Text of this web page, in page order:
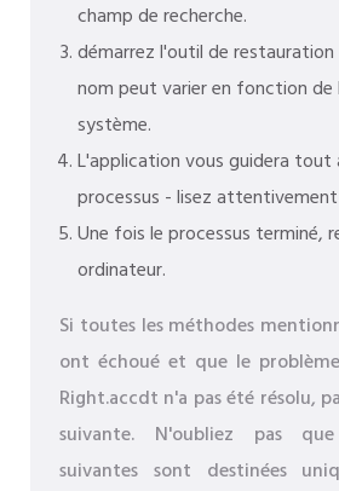
champ de recherche.
démarrez l'outil de restauration
nom peut varier en fonction de
système.
L'application vous guidera tout
processus - lisez attentivement
Une fois le processus terminé,
ordinateur.
Si toutes les méthodes
ont échoué et que le
Right.accdt n'a pas été résolu,
suivante. N'oubliez pas
suivantes sont destinées